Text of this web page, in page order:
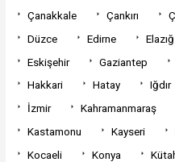
Çanakkale
Çankırı
Düzce
Edirne Elazığ
Eskişehir
Gaziantep
Hakkari
Hatay Iğdır
İzmir
Kahramanmaraş
Kastamonu
Kayseri
Kocaeli
Konya